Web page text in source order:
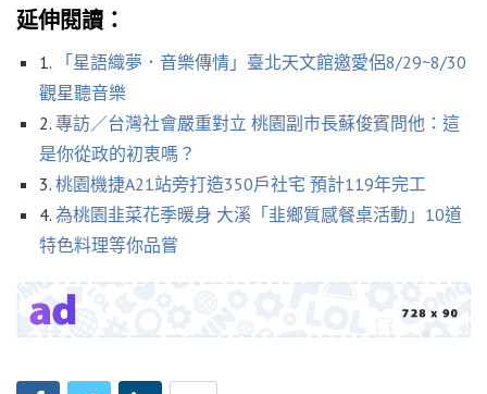
延伸閱讀：
1.
「星語織夢．音樂傳情」臺北天文館邀愛侶8/29~8/30
觀星聽音樂
2. 專訪／台灣社會嚴重對立 桃園副市長蘇俊賓問他：這
是你從政的初衷嗎？
3. 桃園機捷A21站旁打造350戶社宅 預計119年完工
4. 為桃園韭菜花季暖身 大溪「韭鄉質感餐桌活動」10道
特色料理等你品嘗